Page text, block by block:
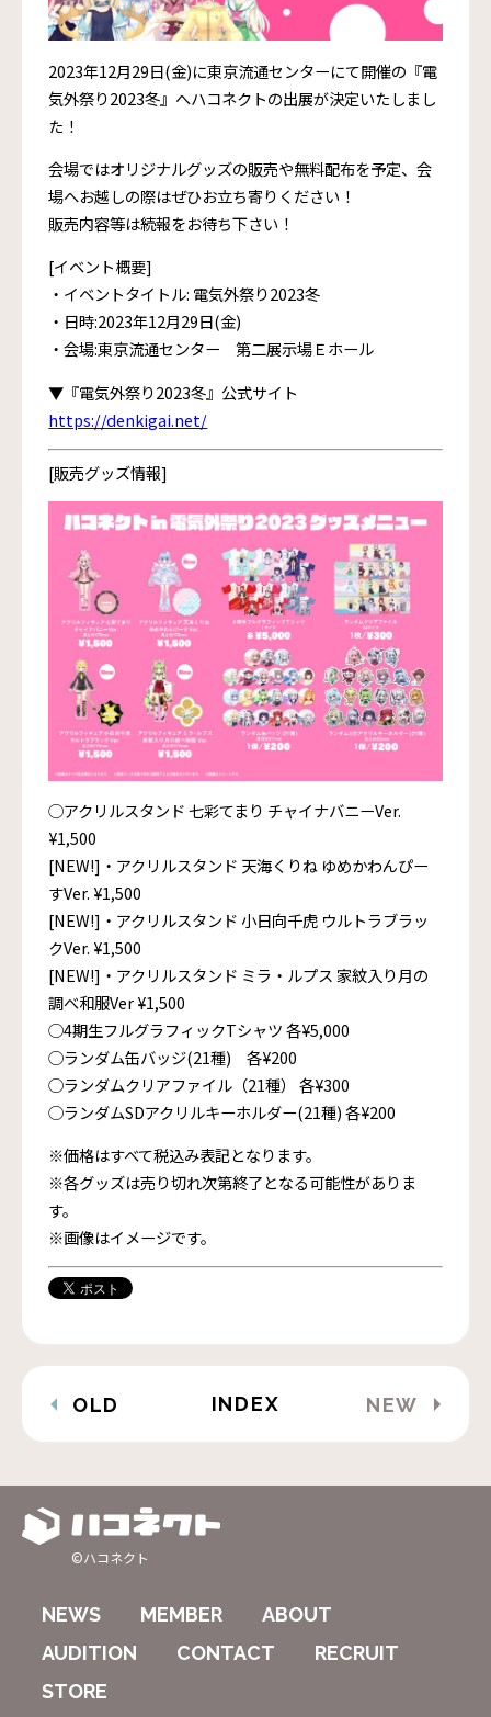
2023年12月29日(金)に東京流通センターにて開催の『電
気外祭り2023冬』へハコネクトの出展が決定いたしまし
た！
会場ではオリジナルグッズの販売や無料配布を予定、会
場へお越しの際はぜひお立ち寄りください！
販売内容等は続報をお待ち下さい！
[イベント概要]
・イベントタイトル: 電気外祭り2023冬
・日時:2023年12月29日(金)
・会場:東京流通センター 第二展示場Ｅホール
▼『電気外祭り2023冬』公式サイト
https://denkigai.net/
[販売グッズ情報]
◯アクリルスタンド 七彩てまり チャイナバニーVer.
¥1,500
[NEW!]・アクリルスタンド 天海くりね ゆめかわんぴー
すVer. ¥1,500
[NEW!]・アクリルスタンド 小日向千虎 ウルトラブラッ
クVer. ¥1,500
[NEW!]・アクリルスタンド ミラ・ルプス 家紋入り月の
調べ和服Ver ¥1,500
◯4期生フルグラフィックTシャツ 各¥5,000
◯ランダム缶バッジ(21種) 各¥200
◯ランダムクリアファイル（21種） 各¥300
◯ランダムSDアクリルキーホルダー(21種) 各¥200
※価格はすべて税込み表記となります。
※各グッズは売り切れ次第終了となる可能性がありま
す。
※画像はイメージです。
OLD INDEX NEW
©ハコネクト
NEWS MEMBER
ABOUT
AUDITION
CONTACT
RECRUIT
STORE